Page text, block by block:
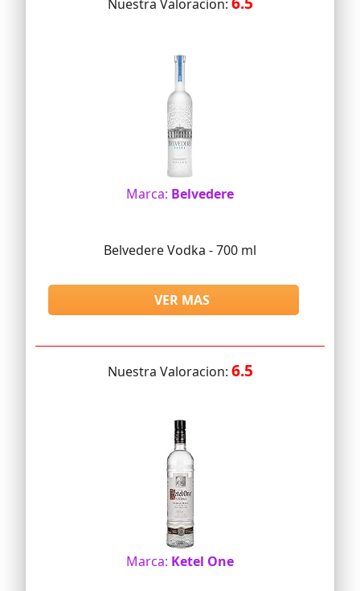
Nuestra Valoracion:
Marca: Belvedere
Belvedere Vodka - 700 ml
VER MAS
Nuestra Valoracion: 6.5
Marca: Ketel One